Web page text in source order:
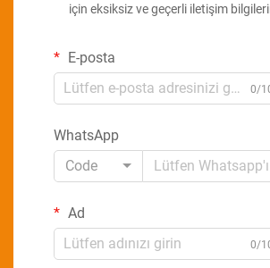
için eksiksiz ve geçerli iletişim
E-posta
0/
WhatsApp
Code
Ad
0/